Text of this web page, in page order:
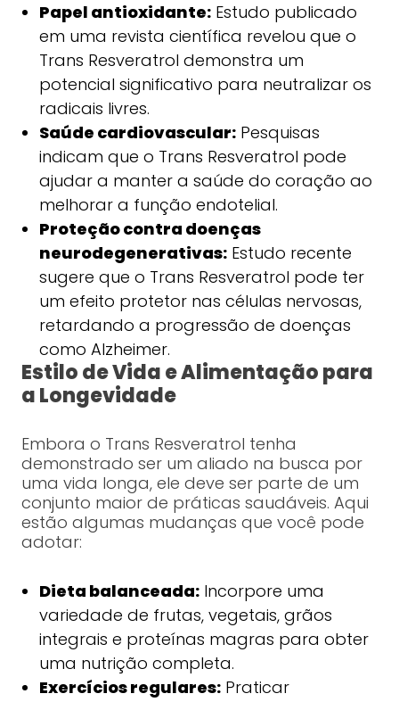
Papel antioxidante:Estudo publicado
em uma revista científica revelou que o
Trans Resveratrol demonstra um
potencial significativo para neutralizar os
radicais livres.
Saúde cardiovascular:Pesquisas
indicam que o Trans Resveratrol pode
ajudar a manter a saúde do coração ao
melhorar a função endotelial.
Proteção contra doenças
neurodegenerativas:Estudo recente
sugere que o Trans Resveratrol pode ter
um efeito protetor nas células nervosas,
retardando a progressão de doenças
como Alzheimer.
Estilo de Vida e Alimentação para
a Longevidade
Embora o Trans Resveratrol tenha
demonstrado ser um aliado na busca por
uma vida longa, ele deve ser parte de um
conjunto maior de práticas saudáveis. Aqui
estão algumas mudanças que você pode
adotar:
Dieta balanceada:Incorpore uma
variedade de frutas, vegetais, grãos
integrais e proteínas magras para obter
uma nutrição completa.
Exercícios regulares:Praticar